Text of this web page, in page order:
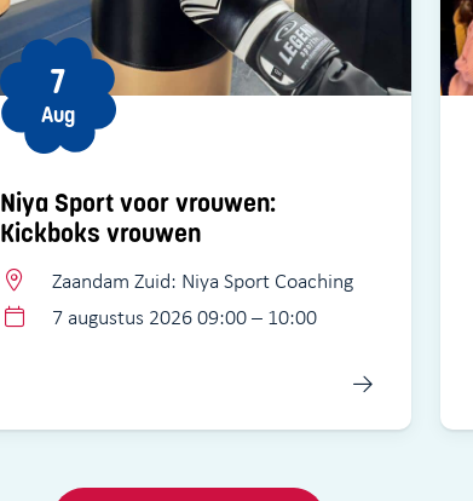
Niya Sport voor vrouwen:
Kickboks vrouwen
7
Aug
Zaandam Zuid: Niya Sport Coaching
7 augustus 2026 09:00 – 10:00